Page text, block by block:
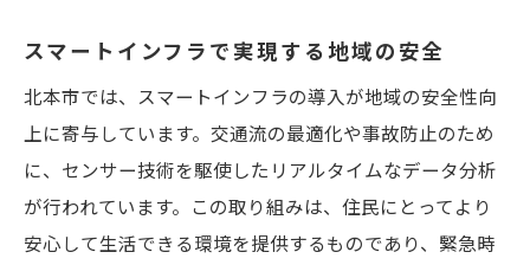
スマートインフラで実現する地域の安全
北本市では、スマートインフラの導入が地域の安全性向
上に寄与しています。交通流の最適化や事故防止のため
に、センサー技術を駆使したリアルタイムなデータ分析
が行われています。この取り組みは、住民にとってより
安心して生活できる環境を提供するものであり、緊急時